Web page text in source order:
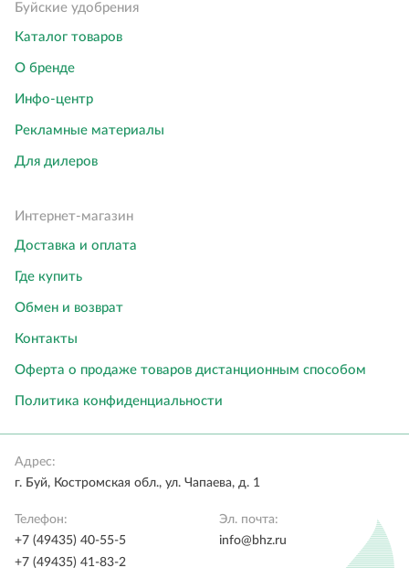
Буйские удобрения
Каталог товаров
О бренде
Инфо-центр
Рекламные материалы
Для дилеров
Интернет-магазин
Доставка и оплата
Где купить
Обмен и возврат
Контакты
Оферта о продаже товаров дистанционным способом
Политика конфиденциальности
Адрес:
г. Буй, Костромская обл., ул. Чапаева, д. 1
Телефон:
+7 (49435) 40-55-5
+7 (49435) 41-83-2
Эл. почта:
info@bhz.ru